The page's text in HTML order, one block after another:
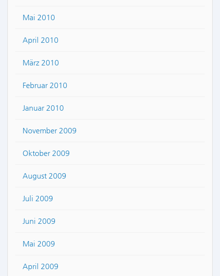
Mai 2010
April 2010
März 2010
Februar 2010
Januar 2010
November 2009
Oktober 2009
August 2009
Juli 2009
Juni 2009
Mai 2009
April 2009